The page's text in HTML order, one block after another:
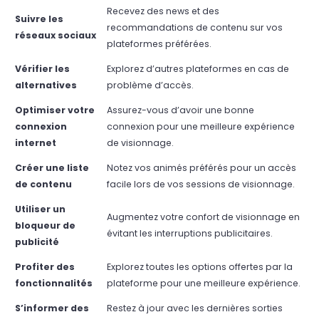
Suivre les
réseaux sociaux
Recevez des news et des
recommandations de contenu sur vos
plateformes préférées.
Vérifier les
alternatives
Explorez d’autres plateformes en cas de
problème d’accès.
Optimiser votre
connexion
internet
Assurez-vous d’avoir une bonne
connexion pour une meilleure expérience
de visionnage.
Créer une liste
de contenu
Notez vos animés préférés pour un accès
facile lors de vos sessions de visionnage.
Utiliser un
bloqueur de
publicité
Augmentez votre confort de visionnage en
évitant les interruptions publicitaires.
Profiter des
fonctionnalités
Explorez toutes les options offertes par la
plateforme pour une meilleure expérience.
S’informer des
Restez à jour avec les dernières sorties